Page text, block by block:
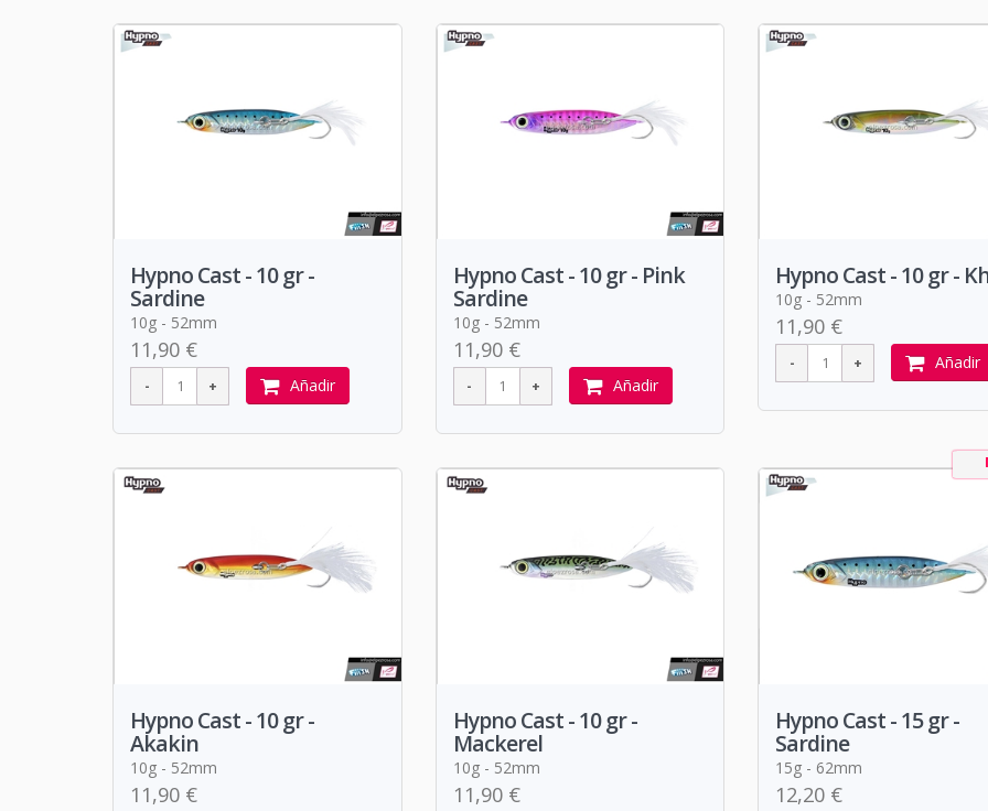
Hypno Cast - 10 gr -
Sardine
10g - 52mm
11,90 €
Añadir
Hypno Cast - 10 gr - Pink
Sardine
10g - 52mm
11,90 €
Añadir
Hypno Cast - 10 gr -
10g - 52mm
11,90 €
Añadir
Hypno Cast - 10 gr -
Akakin
10g - 52mm
11,90 €
Hypno Cast - 10 gr -
Mackerel
10g - 52mm
11,90 €
Hypno Cast - 15 gr -
Sardine
15g - 62mm
12,20 €